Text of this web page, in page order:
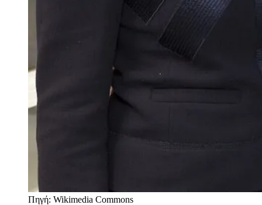
Πηγή: Wikimedia Commons